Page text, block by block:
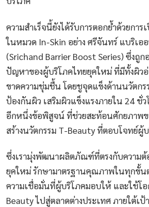
ความสำเร็จนี้ยังได้รับการตอกย้ำด้วยกา
ในหมวด In-Skin อย่าง ศรีจันทร์ แบริเอ
(Srichand Barrier Boost Series) ซึ่งถู
ปัญหาของผู้บริโภคไทยยุคใหม่ ที่มีทั้งผิว
ขาดความชุ่มชื้น โดยชูจุดแข็งด้านนวัตกร
ป้องกันผิว เสริมผิวแข็งแรงภายใน 24 ชั่
อีกหนึ่งข้อพิสูจน์ ที่ช่วยสะท้อนศักยภาพข
สร้างนวัตกรรม T-Beauty ที่ตอบโจทย์ผู้
ซึ่งเรามุ่งพัฒนาผลิตภัณฑ์ที่ตรงกับความต้
ยุคใหม่ รักษามาตรฐานคุณภาพในทุกขั้น
ความเชื่อมั่นที่ผู้บริโภคมอบให้ และใช้โ
Beauty ไปสู่ตลาดต่างประเทศ ภายใต้เป้